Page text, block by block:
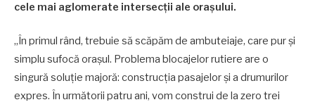
cele mai aglomerate intersecții ale orașului.
„În primul rând, trebuie să scăpăm de ambuteiaje, care pur și
simplu sufocă orașul. Problema blocajelor rutiere are o
singură soluție majoră: construcția pasajelor și a drumurilor
expres. În următorii patru ani, vom construi de la zero trei